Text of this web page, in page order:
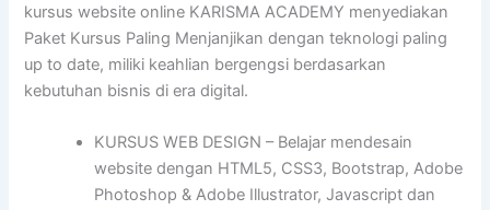
kursus website online KARISMA ACADEMY menyediakan
Paket Kursus Paling Menjanjikan dengan teknologi paling
up to date, miliki keahlian bergengsi berdasarkan
kebutuhan bisnis di era digital.
KURSUS WEB DESIGN – Belajar mendesain
website dengan HTML5, CSS3, Bootstrap, Adobe
Photoshop & Adobe Illustrator, Javascript dan